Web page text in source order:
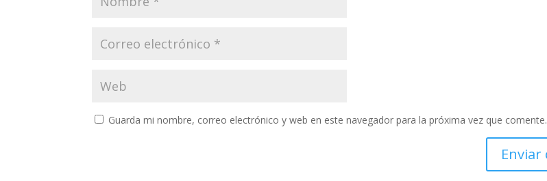
Guarda mi nombre, correo electrónico y web en este navegador para la próxima vez que comente.